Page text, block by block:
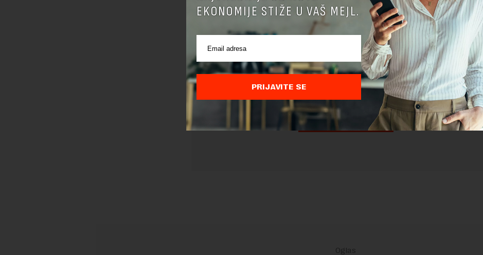
Pre slanja komentara, molimo vas da se upoznate sapravilima komentarisanja i pravilima
Sajt je zaštićen pomocu reCaptcha i Google.Google Politika Privatnostii Google Uslovi
su primenjeni.
EKONOMIJE STIŽE U VAŠ MEJL.
PRIJAVITE SE